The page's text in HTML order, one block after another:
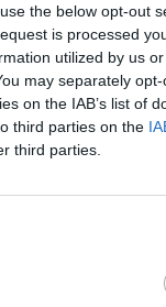
the below opt-out
is processed
utilized by us
may separately
on the IAB’s list of
third parties on the
third parties.
szerint
én dolgom